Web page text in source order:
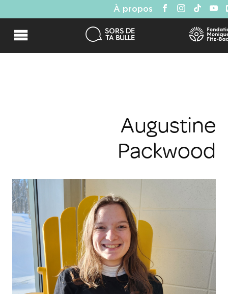
À propos
Augustine
Packwood